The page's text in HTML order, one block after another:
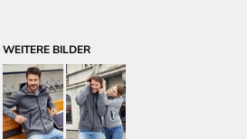
WEITERE BILDER